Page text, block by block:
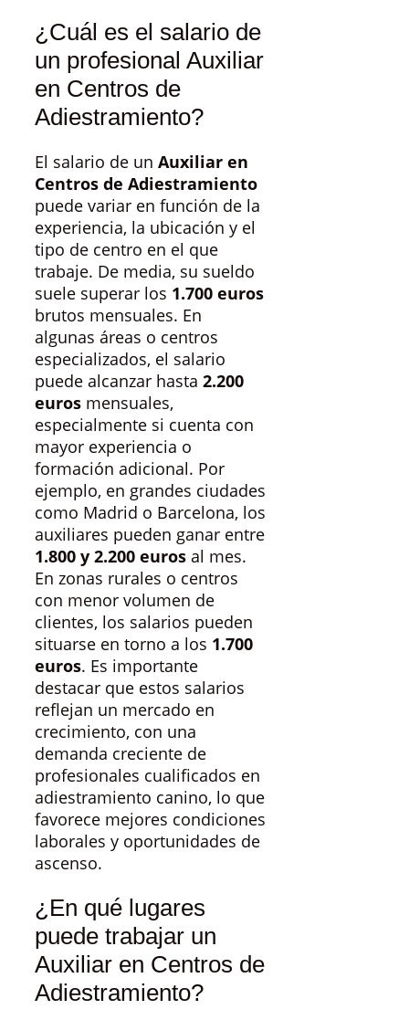
¿Cuál es el salario de
un profesional Auxiliar
en Centros de
Adiestramiento?
El salario de un Auxiliar en
Centros de Adiestramiento
puede variar en función de la
experiencia, la ubicación y el
tipo de centro en el que
trabaje. De media, su sueldo
suele superar los 1.700 euros
brutos mensuales. En
algunas áreas o centros
especializados, el salario
puede alcanzar hasta 2.200
euros mensuales,
especialmente si cuenta con
mayor experiencia o
formación adicional. Por
ejemplo, en grandes ciudades
como Madrid o Barcelona, los
auxiliares pueden ganar entre
1.800 y 2.200 euros al mes.
En zonas rurales o centros
con menor volumen de
clientes, los salarios pueden
situarse en torno a los 1.700
euros. Es importante
destacar que estos salarios
reflejan un mercado en
crecimiento, con una
demanda creciente de
profesionales cualificados en
adiestramiento canino, lo que
favorece mejores condiciones
laborales y oportunidades de
ascenso.
¿En qué lugares
puede trabajar un
Auxiliar en Centros de
Adiestramiento?